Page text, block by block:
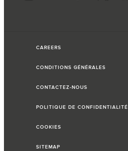
CAREERS
CONDITIONS GÉNÉRALES
CONTACTEZ-NOUS
POLITIQUE DE CONFIDENTIALITÉ
COOKIES
SITEMAP